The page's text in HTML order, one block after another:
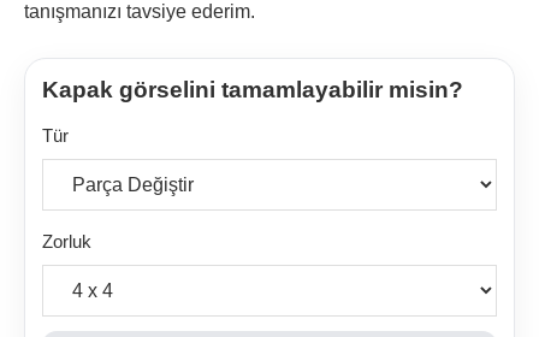
tanışmanızı tavsiye ederim.
Kapak görselini tamamlayabilir misin?
Tür
Zorluk